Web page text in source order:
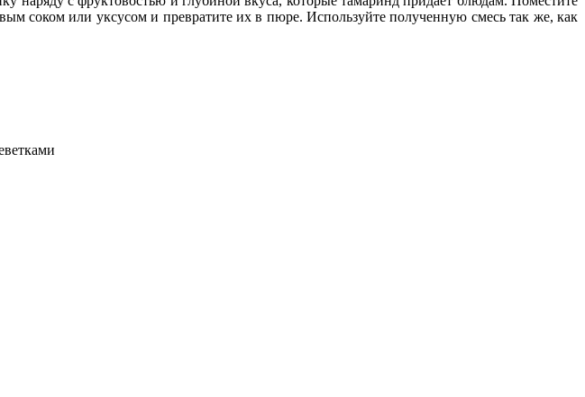
соком или уксусом и превратите их в пюре. Используйте полученную смесь так же, как